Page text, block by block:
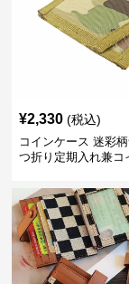
¥2,330 (税込)
コインケース 迷彩
つ折り定期入れ兼コ